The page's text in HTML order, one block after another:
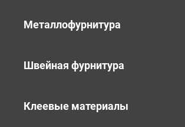
Металлофурнитура
Швейная фурнитура
Клеевые материалы